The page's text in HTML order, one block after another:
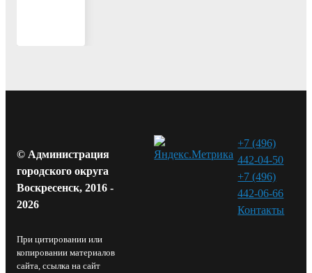
© Администрация
городского округа
Воскресенск, 2016 -
2026
При цитировании или
копировании материалов
сайта, ссылка на сайт
+7 (496)
442-04-50
+7 (496)
442-06-66
Контакты⁠